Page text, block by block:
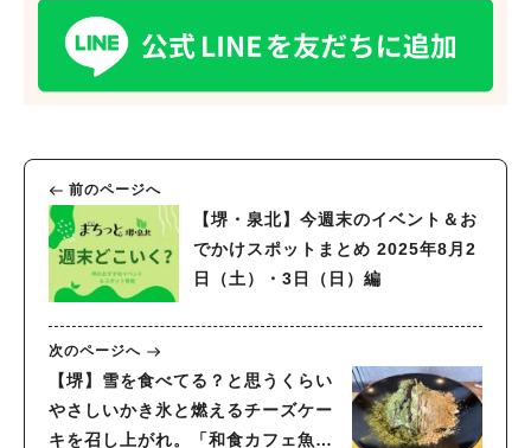
前のページへ
【堺・泉北】今週末のイベント＆お
でかけスポットまとめ 2025年8月2
日（土）・3日（日）編
次のページへ
【堺】雪を食べてる？と思うくらい
やさしいかき氷と燃えるチーズケー
キを召し上がれ。「和食カフェ魚